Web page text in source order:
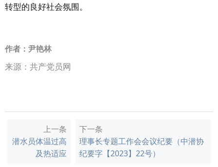
转型的良好社会氛围。
作者：尹艳林
来源：共产党员网
上一条
潜水员体温过高
及热适应
下一条
理事长专题工作会会议纪要（中潜协
纪要字【2023】22号）